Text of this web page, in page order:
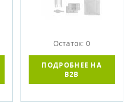
Остаток: 0
ПОДРОБНЕЕ НА
B2B